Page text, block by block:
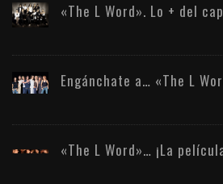
«The L Word». Lo + del
Engánchate a… «The L
«The L Word»… ¡La